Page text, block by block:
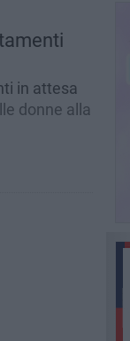
in attesa
donne alla